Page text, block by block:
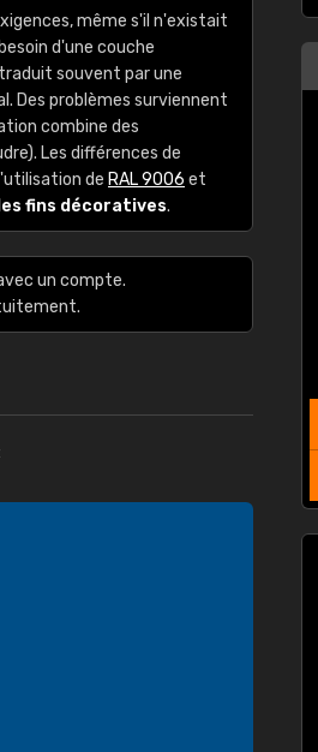
même s'il n'existait
d'une couche
souvent par une
Des problèmes surviennent
combine des
Les différences de
de RAL 9006 et
fins décoratives.
un compte.
Euvrard
permet pas de voir clairement quels
disponibles. Il y a plusieurs
couleurs: Classic, Design, etc. On ne
qui est quoi. La livraison s'est
et le produit reçu me convient."